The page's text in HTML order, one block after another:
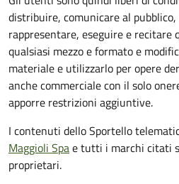
distribuire, comunicare al
rappresentare, eseguire e recitare
qualsiasi mezzo e formato e
materiale e utilizzarlo per opere
anche commerciale con il solo
apporre restrizioni aggiuntive.
I contenuti dello Sportello
Maggioli Spae tutti i marchi citati
proprietari.